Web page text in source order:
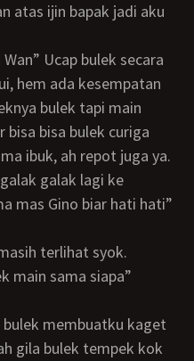
atas ijin bapak jadi aku
hem ada kesempatan
bulek tapi main
bisa bulek curiga
ibuk, ah repot juga ya.
mas Gino biar hati hati”
masih terlihat syok.
gila bulek tempek kok